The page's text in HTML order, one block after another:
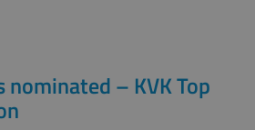
NEWS
nominated – KVK Top